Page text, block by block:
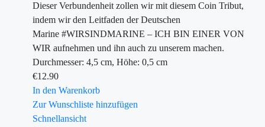
Dieser Verbundenheit zollen wir mit diesem Coin Tribut,
indem wir den Leitfaden der Deutschen
Marine #WIRSINDMARINE – ICH BIN EINER VON
WIR aufnehmen und ihn auch zu unserem machen.
Durchmesser: 4,5 cm, Höhe: 0,5 cm
€12.90
In den Warenkorb
Zur Wunschliste hinzufügen
Schnellansicht